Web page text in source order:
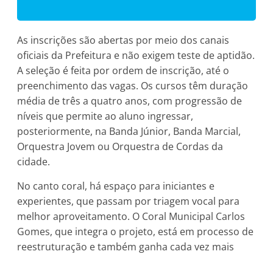
As inscrições são abertas por meio dos canais
oficiais da Prefeitura e não exigem teste de aptidão.
A seleção é feita por ordem de inscrição, até o
preenchimento das vagas. Os cursos têm duração
média de três a quatro anos, com progressão de
níveis que permite ao aluno ingressar,
posteriormente, na Banda Júnior, Banda Marcial,
Orquestra Jovem ou Orquestra de Cordas da
cidade.
No canto coral, há espaço para iniciantes e
experientes, que passam por triagem vocal para
melhor aproveitamento. O Coral Municipal Carlos
Gomes, que integra o projeto, está em processo de
reestruturação e também ganha cada vez mais